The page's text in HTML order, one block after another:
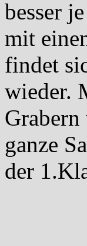
besser
mit
findet
wieder.
ganze
der